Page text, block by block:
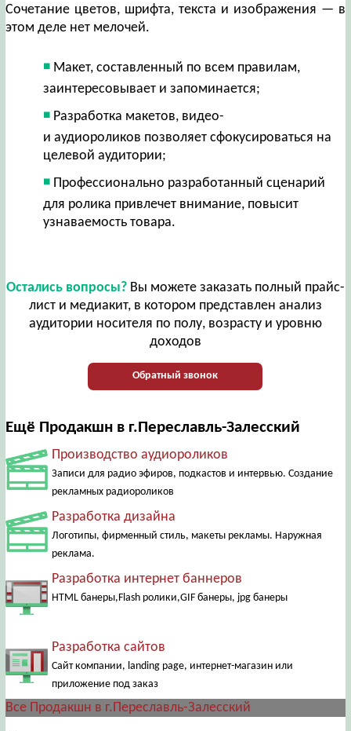
Сочетание цветов, шрифта, текста и изображения — в
этом деле нет мелочей.
Макет, составленный по всем правилам,
заинтересовывает и запоминается;
Разработка макетов, видео-
и аудиороликов позволяет сфокусироваться на
целевой аудитории;
Профессионально разработанный сценарий
для ролика привлечет внимание, повысит
узнаваемость товара.
Остались вопросы?Вы можете заказать полный прайс-
лист и медиакит, в котором представлен анализ
аудитории носителя по полу, возрасту и уровню
доходов
Обратный звонок
Ещё Продакшн в г.Переславль-Залесский
Производство аудиороликов
Записи для радио эфиров, подкастов и интервью. Создание
рекламных радиороликов
Разработка дизайна
Логотипы, фирменный стиль, макеты рекламы. Наружная
реклама.
Разработка интернет баннеров
HTML банеры,Flash ролики,GIF банеры, jpg банеры
Разработка сайтов
Сайт компании, landing page, интернет-магазин или
приложение под заказ
Все Продакшн в г.Переславль-Залесский